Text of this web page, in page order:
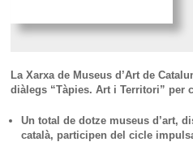
La Xarxa de Museus d’Art de
diàlegs “Tàpies. Art i Territori” per
Un total de dotze museus d’art,
català, participen del cicle